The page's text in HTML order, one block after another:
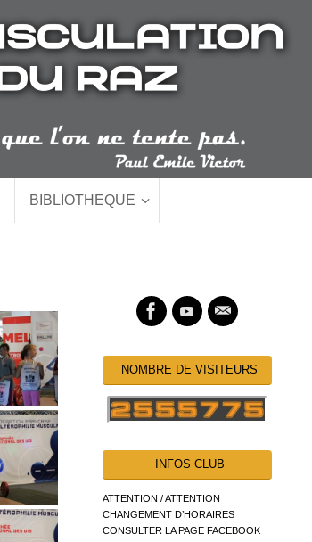
BIBLIOTHEQUE
NOMBRE DE VISITEURS
INFOS CLUB
ATTENTION / ATTENTION
CHANGEMENT D’HORAIRES
CONSULTER LA PAGE FACEBOOK